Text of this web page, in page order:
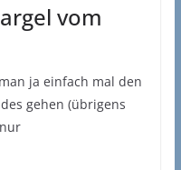
vom
ja einfach mal den
gehen (übrigens